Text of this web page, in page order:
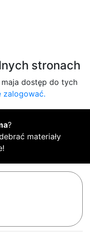
stronach
dostęp do tych
zalogować.
?
materiały